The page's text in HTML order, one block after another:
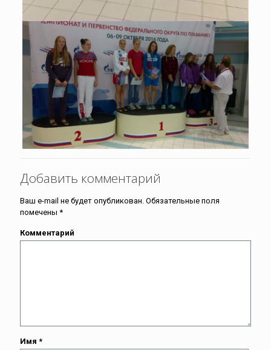
Добавить комментарий
Ваш e-mail не будет опубликован. Обязательные поля
помечены *
Комментарий
Имя *